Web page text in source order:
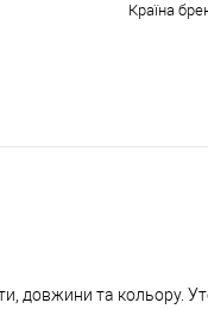
Країна
довжини та кольору.